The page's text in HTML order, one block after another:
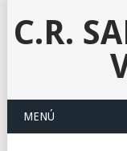
C.R.
MENÚ